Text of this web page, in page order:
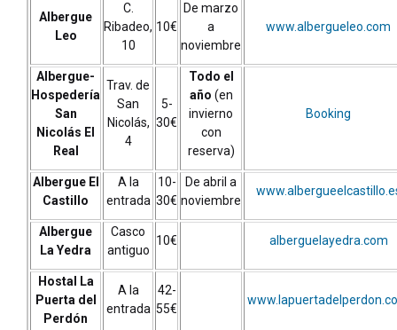
Albergue
Leo
C.
Ribadeo,
10
10€
De marzo
a
noviembre
www.albergueleo.com
Albergue-
Hospedería
San
Nicolás El
Real
Trav. de
San
Nicolás,
4
5-
30€
Todo el
año (en
invierno
con
reserva)
Booking
Albergue El
Castillo
A la
entrada
10-
30€
De abril a
noviembre
Albergue
La Yedra
Casco
antiguo
10€ alberguelayedra.com
Hostal La
Puerta del
Perdón
A la
entrada
42-
55€